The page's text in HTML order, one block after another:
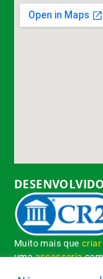
Muito mais quecriar
umaassessoria